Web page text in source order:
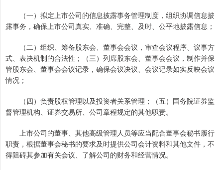
（一）拟定上市公司的信息披露事务管理制度，组织协调信息披
露事务，确保上市公司真实、准确、完整、及时、公平地披露信息；
（二）组织、筹备股东会、董事会会议，审查会议程序、议事方
式、表决机制的合法性；（三）列席股东会、董事会会议，制作并保
管股东会、董事会会议记录，确保会议决议、会议记录如实反映会议
情况；
（四）负责股权管理以及投资者关系管理；（五）国务院证券监
督管理机构、证券交易所、公司章程规定的其他职责。
上市公司的董事、其他高级管理人员等应当配合董事会秘书履行
职责，根据董事会秘书的要求及时提供公司会计资料和其他文件，不
得阻碍其参加有关会议、了解公司的财务和经营情况。